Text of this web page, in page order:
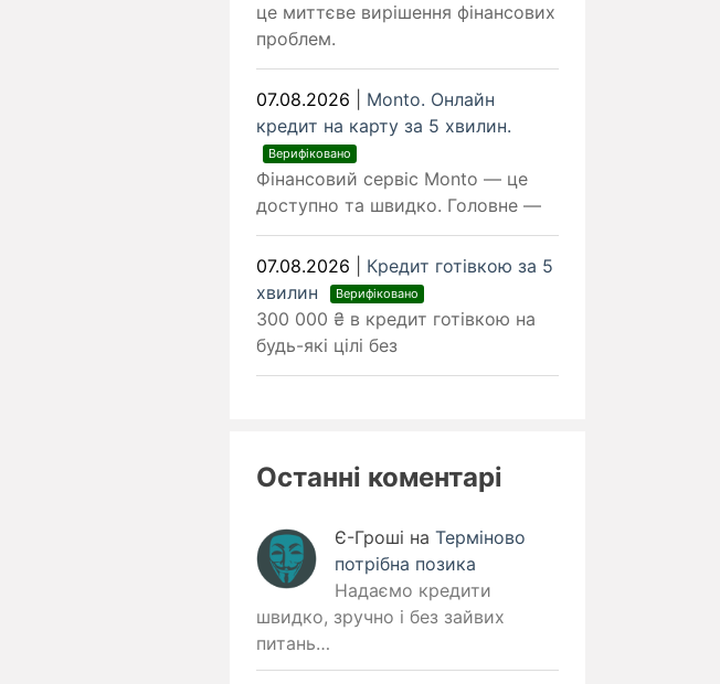
це миттєве вирішення фінансових
проблем.
07.08.2026
Monto. Онлайн
кредит на карту за 5 хвилин.
Верифіковано
Фінансовий сервіс Monto — це
доступно та швидко. Головне —
07.08.2026
Кредит готівкою за 5
хвилин
Верифіковано
300 000 ₴ в кредит готівкою на
будь-які цілі без
Останні коментарі
Є-Гроші на Терміново
потрібна позика
Надаємо кредити
швидко, зручно і без зайвих
питань…